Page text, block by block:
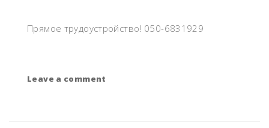
Прямое трудоустройство! 050-6831929
Leave a comment